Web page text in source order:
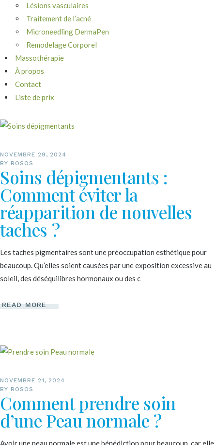
Lésions vasculaires
Traitement de l’acné
Microneedling DermaPen
Remodelage Corporel
Massothérapie
À propos
Contact
Liste de prix
NOVEMBRE 29, 2024
BY ROSOS
Soins dépigmentants :
Comment éviter la
réapparition de nouvelles
taches ?
Les taches pigmentaires sont une préoccupation esthétique pour
beaucoup. Qu’elles soient causées par une exposition excessive au
soleil, des déséquilibres hormonaux ou des c
READ MORE
NOVEMBRE 21, 2024
BY ROSOS
Comment prendre soin
d’une Peau normale ?
Avoir une peau normale est une bénédiction pour beaucoup, car elle